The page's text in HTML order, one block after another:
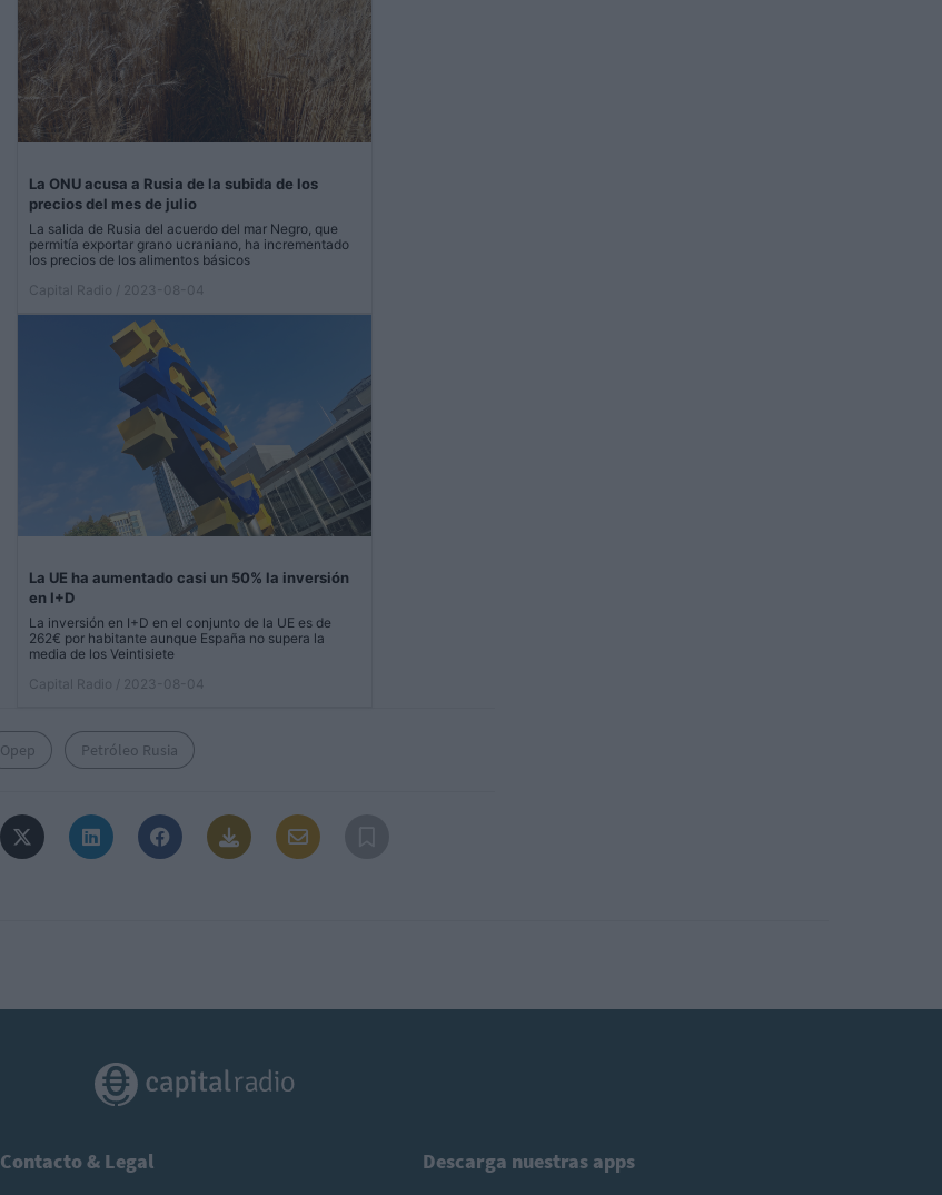
La ONU acusa a Rusia de la subida de los
precios del mes de julio
La salida de Rusia del acuerdo del mar Negro, que
permitía exportar grano ucraniano, ha incrementado
los precios de los alimentos básicos
Capital Radio
/ 2023-08-04
La UE ha aumentado casi un 50% la inversión
en I+D
La inversión en I+D en el conjunto de la UE es de
262€ por habitante aunque España no supera la
media de los Veintisiete
Capital Radio
/ 2023-08-04
Opep Petróleo Rusia
Contacto & Legal Descarga nuestras apps